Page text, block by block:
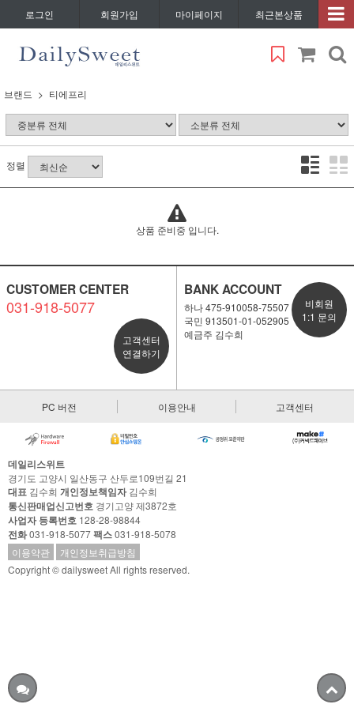
로그인 회원가입 마이페이지 최근본상품
브랜드 티에프리
정렬
상품 준비중 입니다.
CUSTOMER CENTER
031-918-5077
고객센터
연결하기
BANK ACCOUNT
하나 475-910058-75507
국민 913501-01-052905
예금주 김수희
비회원
1:1 문의
PC 버전 이용안내 고객센터
데일리스위트
경기도 고양시 일산동구 산두로109번길 21
대표 김수희 개인정보책임자김수희
통신판매업신고번호 경기고양 제3872호
사업자 등록번호 128-28-98844
전화031-918-5077팩스031-918-5078
이용약관
개인정보취급방침
Copyright © dailysweet All rights reserved.